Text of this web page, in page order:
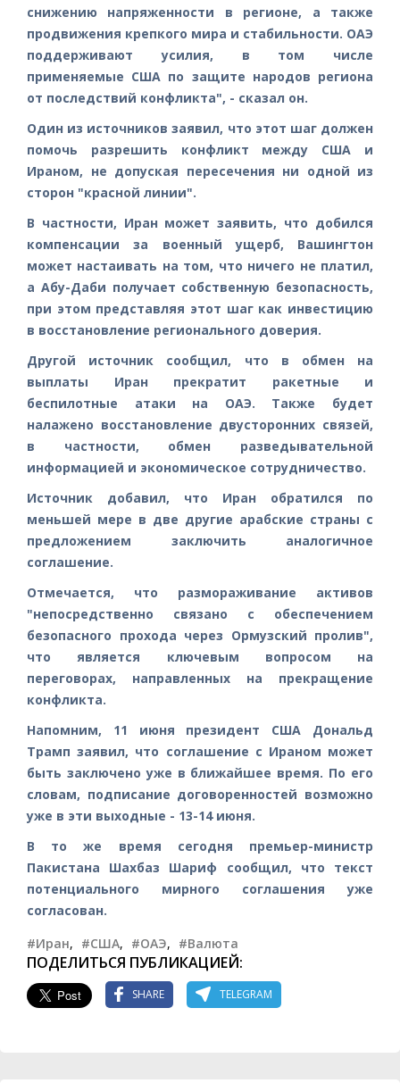
снижению напряженности в регионе, а также
продвижения крепкого мира и стабильности. ОАЭ
поддерживают усилия, в том числе
применяемые США по защите народов региона
от последствий конфликта", - сказал он.
Один из источников заявил, что этот шаг должен
помочь разрешить конфликт между США и
Ираном, не допуская пересечения ни одной из
сторон "красной линии".
В частности, Иран может заявить, что добился
компенсации за военный ущерб, Вашингтон
может настаивать на том, что ничего не платил,
а Абу-Даби получает собственную безопасность,
при этом представляя этот шаг как инвестицию
в восстановление регионального доверия.
Другой источник сообщил, что в обмен на
выплаты Иран прекратит ракетные и
беспилотные атаки на ОАЭ. Также будет
налажено восстановление двусторонних связей,
в частности, обмен разведывательной
информацией и экономическое сотрудничество.
Источник добавил, что Иран обратился по
меньшей мере в две другие арабские страны с
предложением заключить аналогичное
соглашение.
Отмечается, что размораживание активов
"непосредственно связано с обеспечением
безопасного прохода через Ормузский пролив",
что является ключевым вопросом на
переговорах, направленных на прекращение
конфликта.
Напомним, 11 июня президент США Дональд
Трамп заявил, что соглашение с Ираном может
быть заключено уже в ближайшее время. По его
словам, подписание договоренностей возможно
уже в эти выходные - 13-14 июня.
В то же время сегодня премьер-министр
Пакистана Шахбаз Шариф сообщил, что текст
потенциального мирного соглашения уже
согласован.
#Иран, #США, #ОАЭ, #Валюта
ПОДЕЛИТЬСЯ ПУБЛИКАЦИЕЙ:
SHARE TELEGRAM